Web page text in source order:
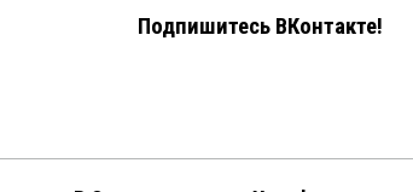
Подпишитесь ВКонтакте!